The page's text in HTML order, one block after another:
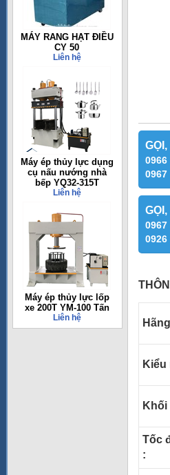
MÁY RANG HẠT ĐIỀU
CY 50
Liên hệ
Máy ép thủy lực dụng
cụ nấu nướng nhà
bếp YQ32-315T
Liên hệ
Máy ép thủy lực lốp
xe 200T YM-100 Tấn
Liên hệ
Kiểu
Tốc
: